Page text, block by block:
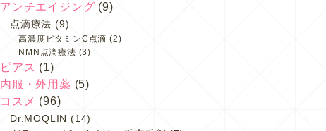
アンチエイジング (9)
点滴療法 (9)
高濃度ビタミンC点滴 (2)
NMN点滴療法 (3)
ピアス (1)
内服・外用薬 (5)
コスメ (96)
Dr.MOQLIN (14)